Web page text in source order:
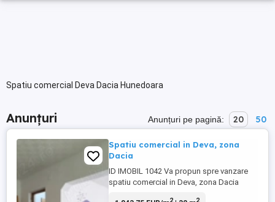
Spatiu comercial Deva Dacia Hunedoara
Anunțuri Anunțuri pe pagină: 20 50
Spatiu comercial in Deva, zona
Dacia
ID IMOBIL 1042 Va propun spre vanzare
spatiu comercial in Deva, zona Dacia
2 2